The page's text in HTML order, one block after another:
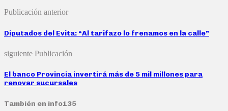
Publicación anterior
Diputados del Evita: “Al tarifazo lo frenamos en la calle”
siguiente Publicación
El banco Provincia invertirá más de 5 mil millones para
renovar sucursales
También en info135